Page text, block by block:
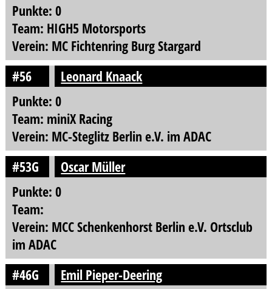
Punkte: 0
Team: HIGH5 Motorsports
Verein: MC Fichtenring Burg Stargard
#56
Leonard Knaack
Punkte: 0
Team: miniX Racing
Verein: MC-Steglitz Berlin e.V. im ADAC
#53G
Oscar Müller
Punkte: 0
Team:
Verein: MCC Schenkenhorst Berlin e.V. Ortsclub
im ADAC
#46G
Emil Pieper-Deering